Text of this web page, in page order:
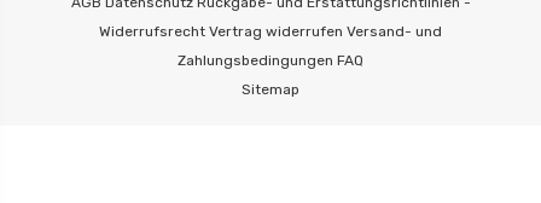
Widerrufsrecht Vertrag widerrufen Versand- und
Zahlungsbedingungen FAQ
Sitemap